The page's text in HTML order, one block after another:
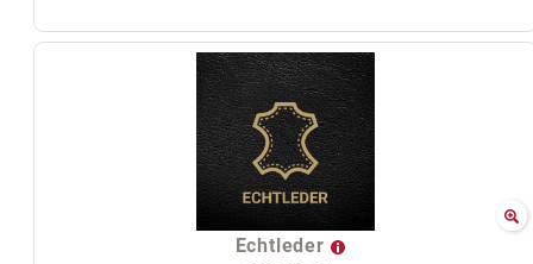
Echtleder